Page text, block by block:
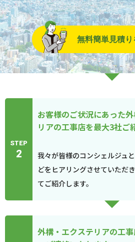
無料簡単見積り
STEP
2
お客様のご状況にあった
リアの工事店を最大3社ご
我々が皆様のコンシェルジュ
どをヒアリングさせていただ
てご紹介します。
外構・エクステリアの工